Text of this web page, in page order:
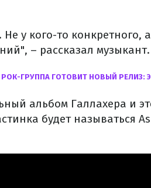
у кого-то конкретного,
– рассказал музыкант.
ГРУППА ГОТОВИТ НОВЫЙ РЕЛИЗ:
альбом Галлахера и
будет называться